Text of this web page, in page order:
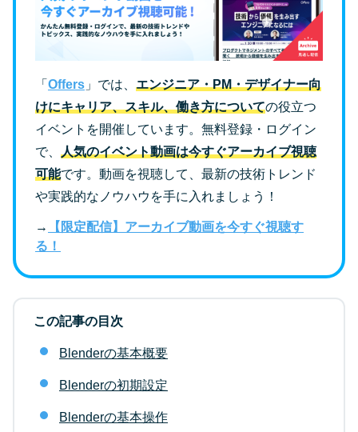
「 Offers 」では、 エンジニア・PM・デザイナー向
けにキャリア、スキル、働き方についての役立つ
イベントを開催しています。無料登録・ログイン
で、 人気のイベント動画は今すぐアーカイブ視聴
可能です。動画を視聴して、最新の技術トレンド
や実践的なノウハウを手に入れましょう！
→
【限定配信】アーカイブ動画を今すぐ視聴す
る！
この記事の目次
Blenderの基本概要
Blenderの初期設定
Blenderの基本操作